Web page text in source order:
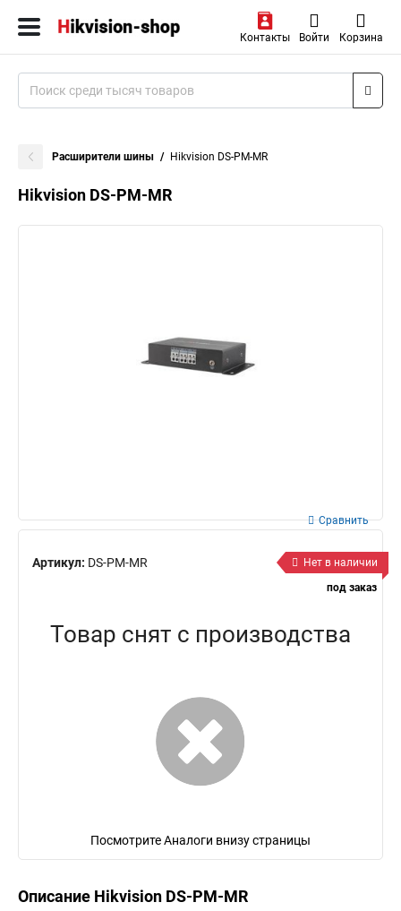
Контакты Войти Корзина
Расширители шины Hikvision DS-PM-MR
Hikvision DS-PM-MR
Артикул: DS-PM-MR
Сравнить
Нет в наличии
под заказ
Товар снят с производства
Посмотрите Аналоги внизу страницы
Описание Hikvision DS-PM-MR